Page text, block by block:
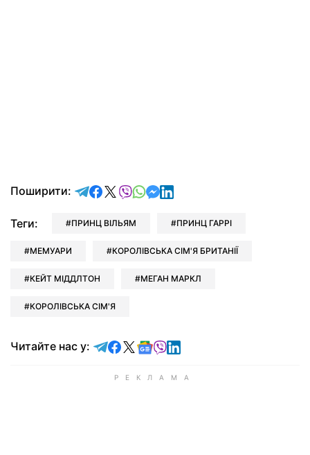
Поширити: відправити у Telegram
поділитись у Facebook
поділитись у X
відправити у Viber
відправити у Whatsapp
відправити у Messenger
відправити у LinkedIn
Теги: ПРИНЦ ВІЛЬЯМ ПРИНЦ ГАРРІ
МЕМУАРИ КОРОЛІВСЬКА СІМ'Я БРИТАНІЇ
КЕЙТ МІДДЛТОН МЕГАН МАРКЛ
КОРОЛІВСЬКА СІМ'Я
Читайте нас у: Читайте у Telegram
Читайте у Facebook
Читайте у X
Читайте у Google news
Читайте у Viber
Читайте у LinkedIn